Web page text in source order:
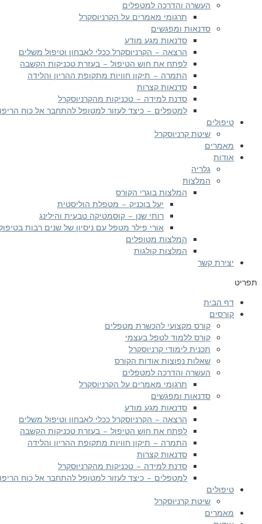
העשרה והדרכה למטפלים
תרגומי מאמרים על הקרניוסקרל
סדנאות ומפגשים
סדנאות מגע מודע
הרצאה – הקרניוסקרל ככלי לאבחון וטיפול משלים
לפתח את חוש הטיפול – בעזרת טכניקות הקשבה
התמרה – תיקון חוויות מתקופת ההריון והלידה
סדנאות קצרות
סדנת למידה – טכניקות מהקרניוסקרל
למטפלים – כיצד לעזור למטופל להתחבר אל כוח
טיפולים
שיטת קרניוסקרל
מאמרים
אודות
גלריה
המלצות
המלצות בוגרי הקורס
יעל בוכניק – מטפלת הוליסטית
רותי שנן – קוסמטיקה טבעית והילינג
אורי פילר מטפל עם ניסיון של שנים רבות
המלצות מטופלים
המלצות קולגות
יצירת קשר
תפריט
דף הבית
קורסים
קורס מקצועי להכשרת מטפלים
קורס ללמוד לטפל בעצמי
תכנית לימודי קרניוסקרל
שאלות נפוצות אודות הקורס
העשרה והדרכה למטפלים
תרגומי מאמרים על הקרניוסקרל
סדנאות ומפגשים
סדנאות מגע מודע
הרצאה – הקרניוסקרל ככלי לאבחון וטיפול משלים
לפתח את חוש הטיפול – בעזרת טכניקות הקשבה
התמרה – תיקון חוויות מתקופת ההריון והלידה
סדנאות קצרות
סדנת למידה – טכניקות מהקרניוסקרל
למטפלים – כיצד לעזור למטופל להתחבר אל כוח
טיפולים
שיטת קרניוסקרל
מאמרים